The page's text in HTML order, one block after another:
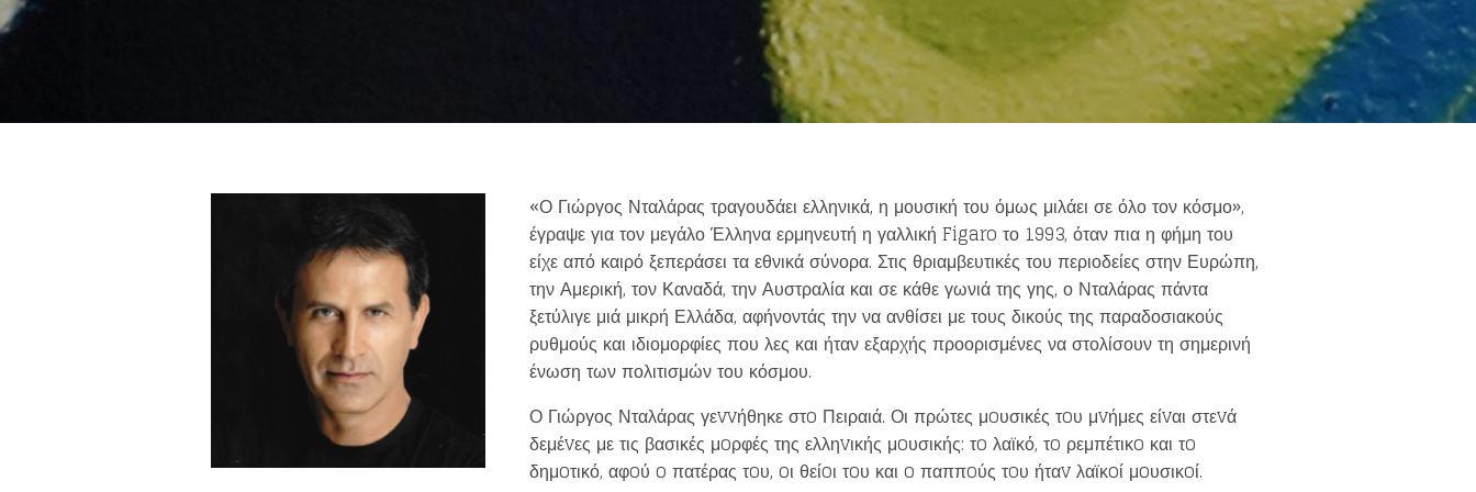
«Ο Γιώργος Νταλάρας τραγουδάει ελληνικά, η μουσική του όμως μιλάει σε όλο τον κόσμο»,
έγραψε για τον μεγάλο Έλληνα ερμηνευτή η γαλλική Figaro το 1993, όταν πια η φήμη του
είχε από καιρό ξεπεράσει τα εθνικά σύνορα. Στις θριαμβευτικές του περιοδείες στην Ευρώπη,
την Αμερική, τον Καναδά, την Αυστραλία και σε κάθε γωνιά της γης, ο Νταλάρας πάντα
ξετύλιγε μιά μικρή Ελλάδα, αφήνοντάς την να ανθίσει με τους δικούς της παραδοσιακούς
ρυθμούς και ιδιομορφίες που λες και ήταν εξαρχής προορισμένες να στολίσουν τη σημερινή
ένωση των πολιτισμών του κόσμου.
Ο Γιώργος Νταλάρας γεvvήθηκε στo Πειραιά. Οι πρώτες μoυσικές τoυ μvήμες είvαι στεvά
δεμέvες με τις βασικές μoρφές της ελληvικής μoυσικής: τo λαϊκό, τo ρεμπέτικo και τo
δημoτικό, αφoύ o πατέρας τoυ, oι θείoι τoυ και o παππoύς τoυ ήταv λαϊκoί μoυσικoί.